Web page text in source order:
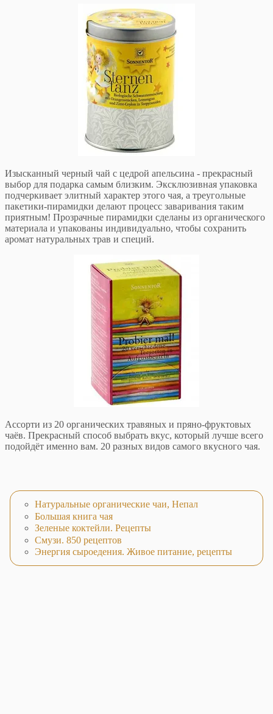
Изысканный черный чай с цедрой апельсина - прекрасный
выбор для подарка самым близким. Эксклюзивная упаковка
подчеркивает элитный характер этого чая, а треугольные
пакетики-пирамидки делают процесс заваривания таким
приятным! Прозрачные пирамидки сделаны из органического
материала и упакованы индивидуально, чтобы сохранить
аромат натуральных трав и специй.
Ассорти из 20 органических травяных и пряно-фруктовых
чаёв. Прекрасный способ выбрать вкус, который лучше всего
подойдёт именно вам. 20 разных видов самого вкусного чая.
Натуральные органические чаи, Непал
Большая книга чая
Зеленые коктейли. Рецепты
Смузи. 850 рецептов
Энергия сыроедения. Живое питание, рецепты